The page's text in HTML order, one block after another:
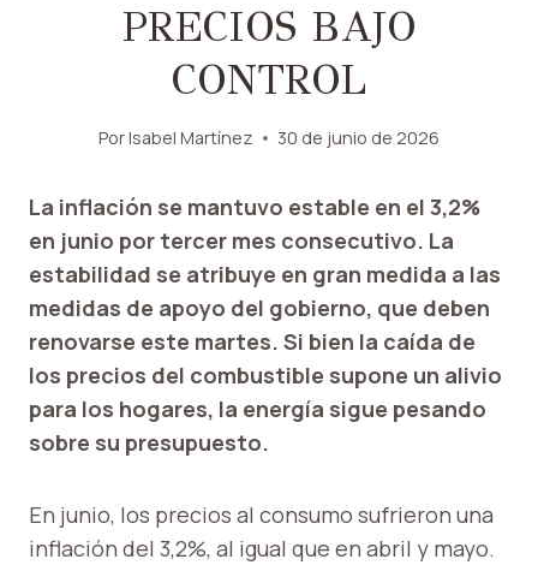
PRECIOS BAJO
CONTROL
PorIsabel Martínez 30 de junio de 2026
La inflación se mantuvo estable en el 3,2%
en junio por tercer mes consecutivo. La
estabilidad se atribuye en gran medida a las
medidas de apoyo del gobierno, que deben
renovarse este martes. Si bien la caída de
los precios del combustible supone un alivio
para los hogares, la energía sigue pesando
sobre su presupuesto.
En junio, los precios al consumo sufrieron una
inflación del 3,2%, al igual que en abril y mayo.